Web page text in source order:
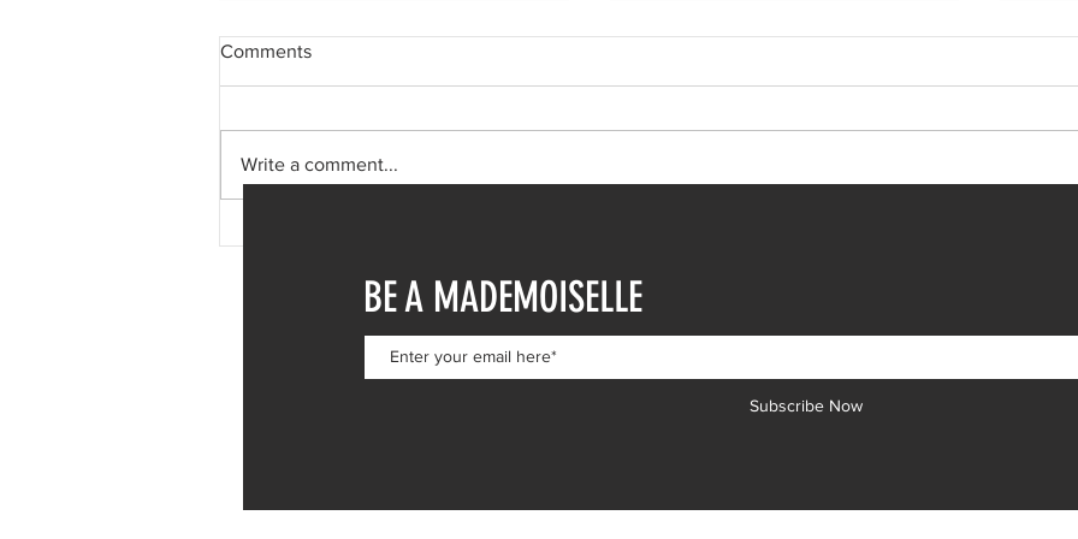
επίσκεψη στην Ιερά Μονή
αγάπης στον Γρηγόρη
Comments
Write a comment...
BE A MADEMOISELLE
Subscribe Now